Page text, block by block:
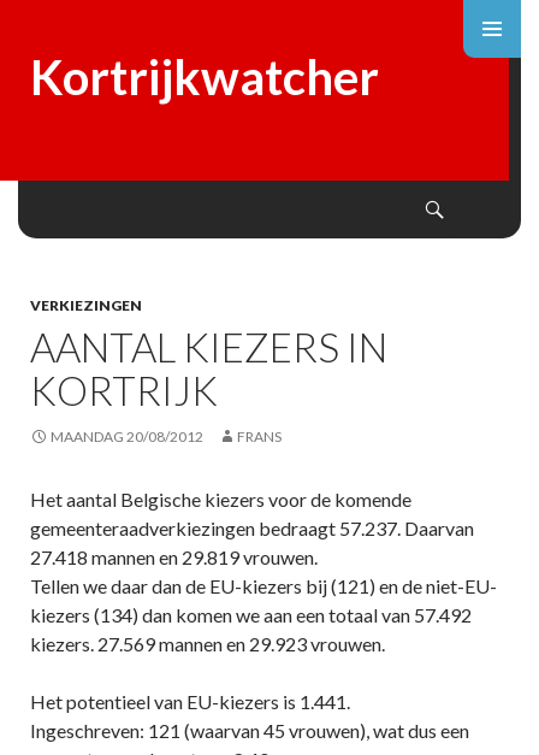
Kortrijkwatcher
VERKIEZINGEN
AANTAL KIEZERS IN
KORTRIJK
MAANDAG 20/08/2012 FRANS
Het aantal Belgische kiezers voor de komende
gemeenteraadverkiezingen bedraagt 57.237. Daarvan
27.418 mannen en 29.819 vrouwen.
Tellen we daar dan de EU-kiezers bij (121) en de niet-EU-
kiezers (134) dan komen we aan een totaal van 57.492
kiezers. 27.569 mannen en 29.923 vrouwen.
Het potentieel van EU-kiezers is 1.441.
Ingeschreven: 121 (waarvan 45 vrouwen), wat dus een